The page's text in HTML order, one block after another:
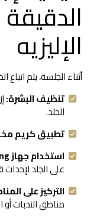
الإليزيه
أثناء الجلسة، يتم اتباع
تنظيف البشرة:
تطبيق كريم مخدر:
استخدام جهاز Microneedling:
على الجلد لإحداث
التركيز على
مناطق الندبات أو